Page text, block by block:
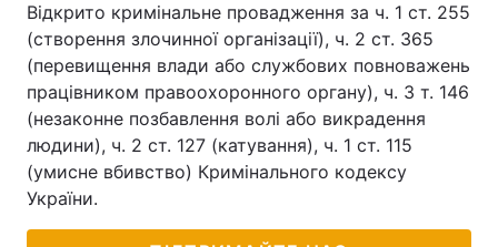
Відкрито кримінальне провадження за ч. 1 ст. 255
(створення злочинної організації), ч. 2 ст. 365
(перевищення влади або службових повноважень
працівником правоохоронного органу), ч. 3 т. 146
(незаконне позбавлення волі або викрадення
людини), ч. 2 ст. 127 (катування), ч. 1 ст. 115
(умисне вбивство) Кримінального кодексу
України.